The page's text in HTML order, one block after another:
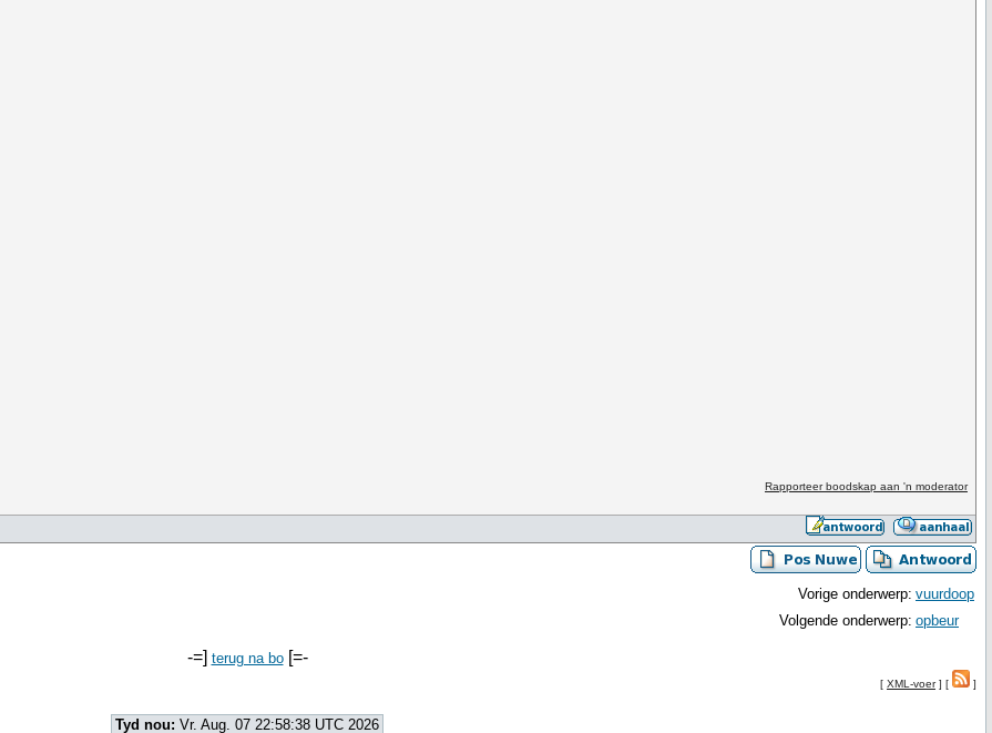
Rapporteer boodskap aan 'n moderator
Vorige onderwerp: vuurdoop
Volgende onderwerp: opbeur
-=] terug na bo[=-
[ XML-voer] [ ]
Tyd nou: Vr. Aug. 07 22:58:38 UTC 2026